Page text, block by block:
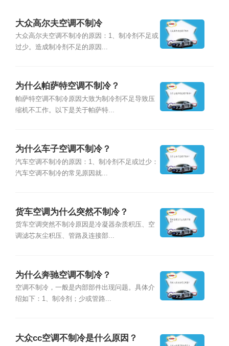
大众高尔夫空调不制冷
大众高尔夫空调不制冷的原因：1、制冷剂不足或
过少。造成制冷剂不足的原因...
为什么帕萨特空调不制冷？
帕萨特空调不制冷原因大致为制冷剂不足导致压
缩机不工作。以下是关于帕萨特...
为什么车子空调不制冷？
汽车空调不制冷的原因：1、制冷剂不足或过少：
汽车空调不制冷的常见原因就...
货车空调为什么突然不制冷？
货车空调突然不制冷原因是冷凝器杂质积压、空
调滤芯灰尘积压、管路及连接部...
为什么奔驰空调不制冷？
空调不制冷，一般是内部部件出现问题。具体介
绍如下：1、制冷剂；少或管路...
大众cc空调不制冷是什么原因？